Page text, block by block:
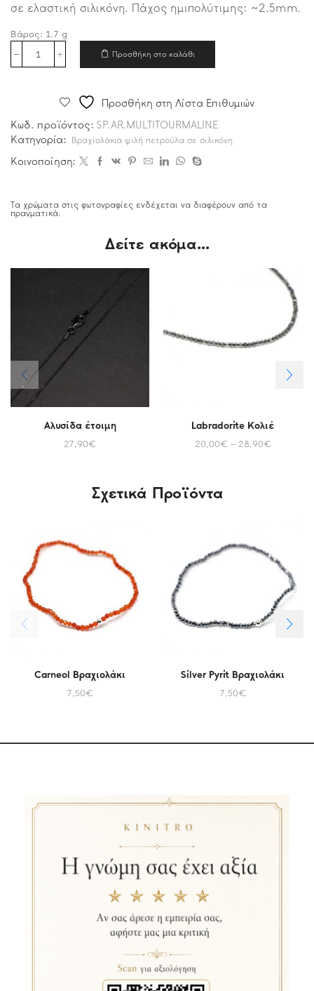
σε ελαστική σιλικόνη. Πάχος ημιπολύτιμης: ~2.5mm.
Βάρος: 1.7 g
Προσθήκη στο καλάθι
Προσθήκη στη Λίστα Επιθυμιών
Κωδ. προϊόντος: SP.AR.MULTITOURMALINE
Κατηγορία:
Βραχιολάκια ψιλή πετρούλα σε σιλικόνη
Κοινοποίηση:
Τα χρώματα στις φωτογραφίες ενδέχεται να διαφέρουν από τα
πραγματικά.
Δείτε ακόμα...
Αλυσίδα έτοιμη
27,90€
Labradorite Κολιέ
20,00€ – 28,90€
Σχετικά Προϊόντα
Carneol Βραχιολάκι
7,50€
Silver Pyrit Βραχιολάκι
7,50€